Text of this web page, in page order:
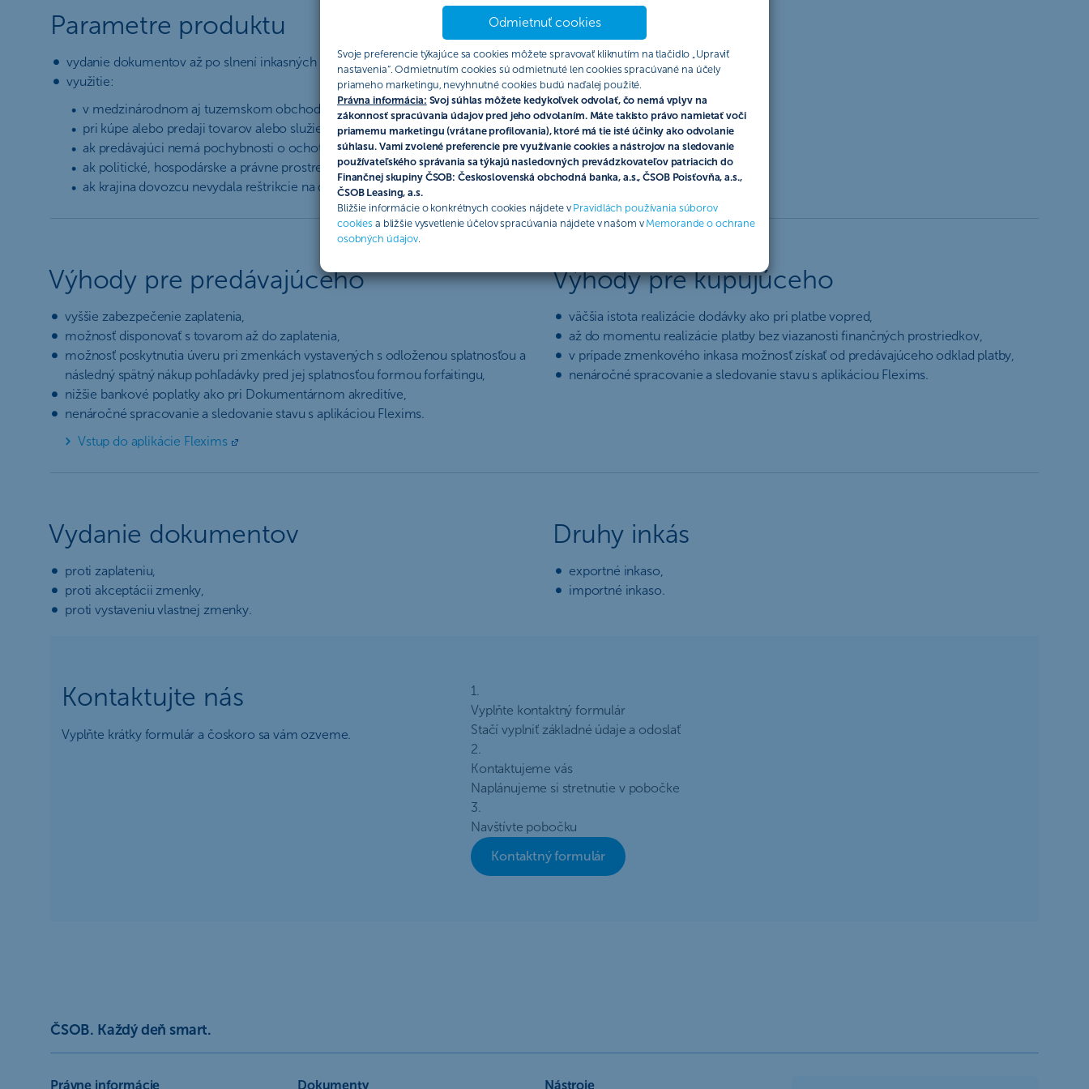
Odmietnuť cookies
Svoje preferencie týkajúce sa cookies môžete spravovať kliknutím na tlačidlo „Upraviť
nastavenia“. Odmietnutím cookies sú odmietnuté len cookies spracúvané na účely
priameho marketingu, nevyhnutné cookies budú naďalej použité.
Právna informácia: Svoj súhlas môžete kedykoľvek odvolať, čo nemá vplyv na
zákonnosť spracúvania údajov pred jeho odvolaním. Máte takisto právo namietať voči
priamemu marketingu (vrátane profilovania), ktoré má tie isté účinky ako odvolanie
súhlasu. Vami zvolené preferencie pre využívanie cookies a nástrojov na sledovanie
používateľského správania sa týkajú nasledovných prevádzkovateľov patriacich do
Finančnej skupiny ČSOB: Československá obchodná banka, a.s., ČSOB Poisťovňa, a.s.,
ČSOB Leasing, a.s.
Bližšie informácie o konkrétnych cookies nájdete v Pravidlách používania súborov
cookies a bližšie vysvetlenie účelov spracúvania nájdete v našom v Memorande o ochrane
osobných údajov.
Parametre produktu
vydanie dokumentov až po slnení inkasných podmienok
využitie:
v medzinárodnom aj tuzemskom obchode,
pri kúpe alebo predaji tovarov alebo služieb,
ak predávajúci nemá pochybnosti o ochote a schopnosti zaplatiť za tovar,
ak politické, hospodárske a právne prostredie krajiny dovozcu je považované za stabilné,
ak krajina dovozcu nevydala reštrikcie na dovoz tovaru.
Výhody pre predávajúceho
vyššie zabezpečenie zaplatenia,
možnosť disponovať s tovarom až do zaplatenia,
možnosť poskytnutia úveru pri zmenkách vystavených s odloženou splatnosťou a
následný spätný nákup pohľadávky pred jej splatnosťou formou forfaitingu,
nižšie bankové poplatky ako pri Dokumentárnom akreditíve,
nenáročné spracovanie a sledovanie stavu s aplikáciou Flexims.
Vstup do aplikácie Flexims
Výhody pre kupujúceho
väčšia istota realizácie dodávky ako pri platbe vopred,
až do momentu realizácie platby bez viazanosti finančných prostriedkov,
v prípade zmenkového inkasa možnosť získať od predávajúceho odklad platby,
nenáročné spracovanie a sledovanie stavu s aplikáciou Flexims.
Vydanie dokumentov
proti zaplateniu,
proti akceptácii zmenky,
proti vystaveniu vlastnej zmenky.
Druhy inkás
exportné inkaso,
importné inkaso.
Kontaktujte nás
Vyplňte krátky formulár a čoskoro sa vám ozveme.
1.
Vyplňte kontaktný formulár
Stačí vyplniť základné údaje a odoslať
2.
Kontaktujeme vás
Naplánujeme si stretnutie v pobočke
3.
Navštívte pobočku
Kontaktný formulár
ČSOB. Každý deň smart.
Právne informácie Dokumenty Nástroje